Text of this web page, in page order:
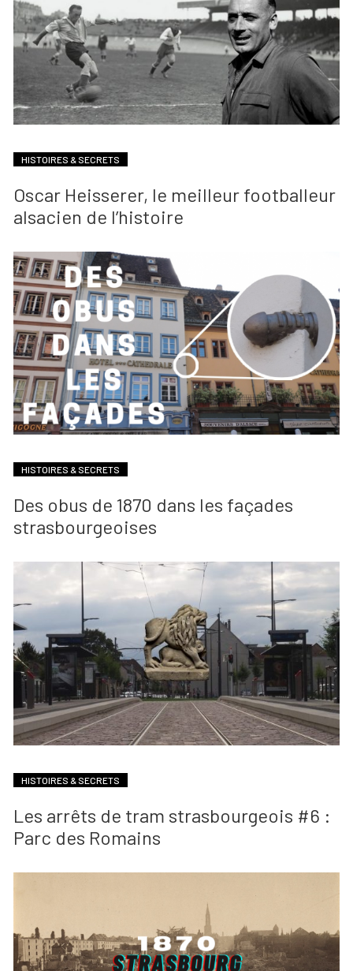
HISTOIRES & SECRETS
Oscar Heisserer, le meilleur footballeur
alsacien de l’histoire
HISTOIRES & SECRETS
Des obus de 1870 dans les façades
strasbourgeoises
HISTOIRES & SECRETS
Les arrêts de tram strasbourgeois #6 :
Parc des Romains